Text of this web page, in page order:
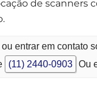
de
entrar em contato
(11) 2440-0903 Ou